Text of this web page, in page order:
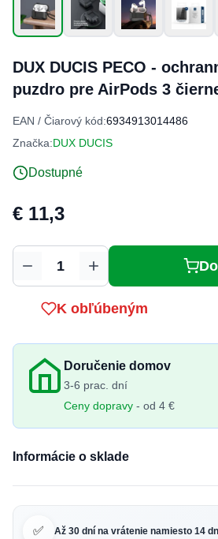
DUX DUCIS PECO -
puzdro pre AirPods 3
EAN / Čiarový kód:6934913014486
Značka:DUX DUCIS
Dostupné
€ 11,3
Množstvo
K obľúbeným
Doručenie domov
3-6 prac. dní
Ceny dopravy - od 4 €
Informácie o sklade
✅ Až 30 dní na vrátenie namiesto 14